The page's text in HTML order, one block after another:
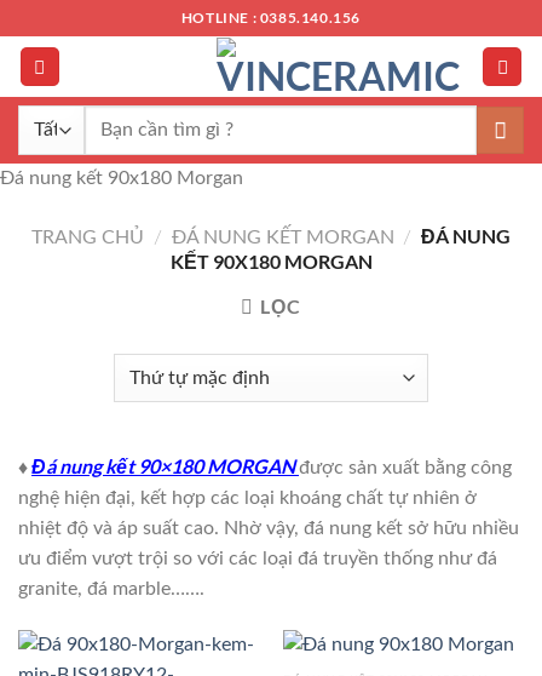
đến
dung
HOTLINE : 0385.140.156
Tìm
kiếm:
Đá nung kết 90x180 Morgan
TRANG CHỦ / ĐÁ NUNG KẾT MORGAN / ĐÁ NUNG
KẾT 90X180 MORGAN
LỌC
♦Đá nung kết90×180 MORGANđược sản xuất bằng công
nghệ hiện đại, kết hợp các loại khoáng chất tự nhiên ở
nhiệt độ và áp suất cao. Nhờ vậy, đá nung kết sở hữu nhiều
ưu điểm vượt trội so với các loại đá truyền thống như đá
granite, đá marble…….